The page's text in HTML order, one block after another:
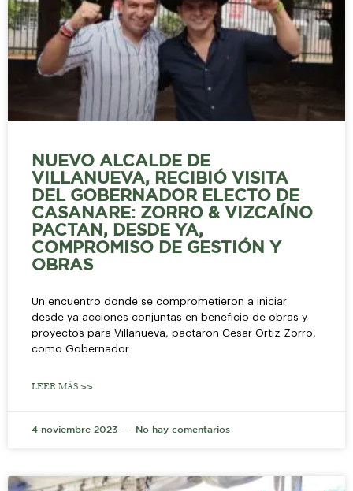
NUEVO ALCALDE DE
VILLANUEVA, RECIBIÓ VISITA
DEL GOBERNADOR ELECTO DE
CASANARE: ZORRO & VIZCAÍNO
PACTAN, DESDE YA,
COMPROMISO DE GESTIÓN Y
OBRAS
Un encuentro donde se comprometieron a iniciar
desde ya acciones conjuntas en beneficio de obras y
proyectos para Villanueva, pactaron Cesar Ortiz Zorro,
como Gobernador
LEER MÁS >>
4 noviembre 2023 No hay comentarios